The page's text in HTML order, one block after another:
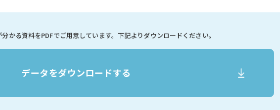
かる資料をPDFでご用意しています。 下記よりダウンロードください。
データをダウンロードする